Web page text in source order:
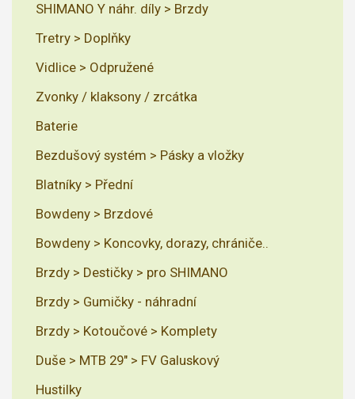
SHIMANO Y náhr. díly > Brzdy
Tretry > Doplňky
Vidlice > Odpružené
Zvonky / klaksony / zrcátka
Baterie
Bezdušový systém > Pásky a vložky
Blatníky > Přední
Bowdeny > Brzdové
Bowdeny > Koncovky, dorazy, chrániče..
Brzdy > Destičky > pro SHIMANO
Brzdy > Gumičky - náhradní
Brzdy > Kotoučové > Komplety
Duše > MTB 29" > FV Galuskový
Hustilky